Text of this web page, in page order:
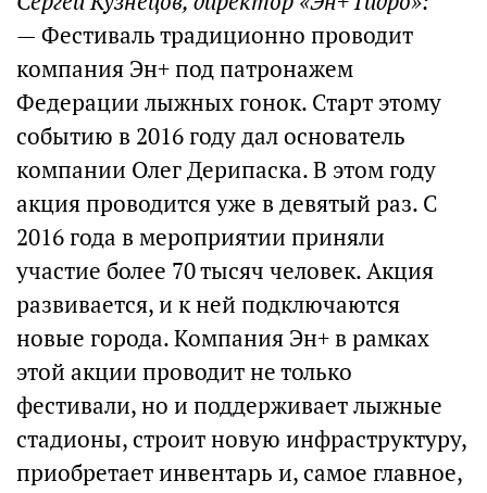
— Фестиваль традиционно проводит
компания Эн+ под патронажем
Федерации лыжных гонок. Старт этому
событию в 2016 году дал основатель
компании Олег Дерипаска. В этом году
акция проводится уже в девятый раз. С
2016 года в мероприятии приняли
участие более 70 тысяч человек. Акция
развивается, и к ней подключаются
новые города. Компания Эн+ в рамках
этой акции проводит не только
фестивали, но и поддерживает лыжные
стадионы, строит новую инфраструктуру,
приобретает инвентарь и, самое главное,